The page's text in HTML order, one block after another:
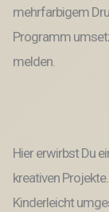
mehrfarbigem
Programm
melden.
Hier erwirbst Du
kreativen Projekte.
Kinderleicht